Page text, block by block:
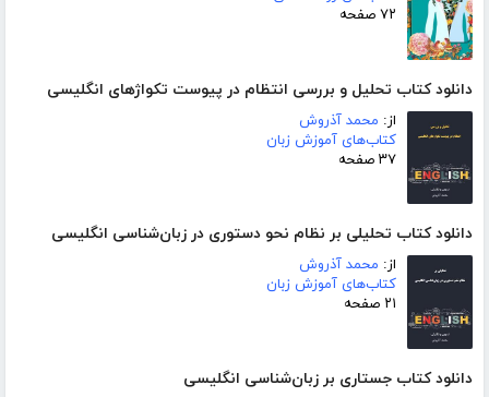
۷۲ صفحه
دانلود کتاب تحلیل و بررسی انتظام در پیوست تکواژهای انگلیسی
از: محمد آذروش
کتاب‌های آموزش زبان
۳۷ صفحه
دانلود کتاب تحلیلی بر نظام نحو دستوری در زبان‌شناسی انگلیسی
از: محمد آذروش
کتاب‌های آموزش زبان
۲۱ صفحه
دانلود کتاب جستاری بر زبان‌شناسی انگلیسی